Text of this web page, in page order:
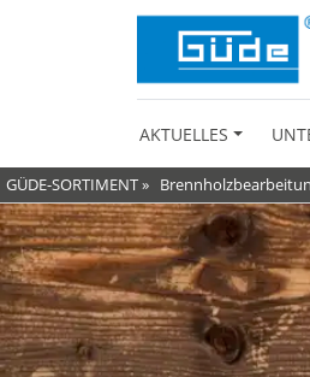
AKTUELLES
GÜDE-SORTIMENT»